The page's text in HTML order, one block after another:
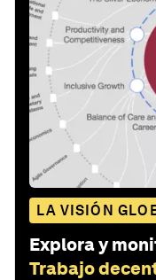
LA VISIÓN
Explora y
Trabajo